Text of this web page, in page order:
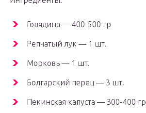
Говядина — 400-500 гр
Репчатый лук — 1 шт.
Морковь — 1 шт.
Болгарский перец — 3 шт.
Пекинская капуста — 300-400 гр